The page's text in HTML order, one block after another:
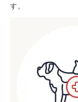
す。